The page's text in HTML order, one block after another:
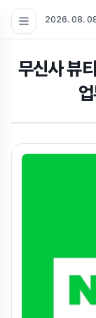
2026. 08.
무신사 뷰